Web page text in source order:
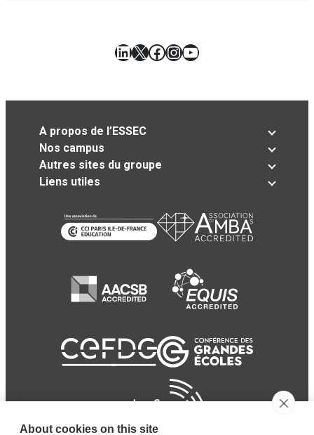
LinkedIn
X Facebook
Instagram
YouTube
A propos de l’ESSEC
Nos campus
Autres sites du groupe
Liens utiles
About cookies on this site